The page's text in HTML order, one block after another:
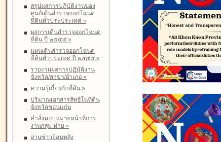
สรุปผลการปฏิบัติงานของ
ศูนย์เดินสำรวจออกโฉนด
ที่ดินทั่วประประเทศ »
ผลการเดินสำรวจออกโฉนด
ที่ดิน ปี ๒๕๕๕ »
แผนเดินสำรวจออกโฉนด
ที่ดินทั่วประเทศ ปี ๒๕๕๕ »
รายงานผลการปฏิบัติงาน
จังหวัด/สาขา/อำเภอ »
ความรู้เกี่ยวกับที่ดิน »
ปริมาณเอกสารสิทธิในที่ดิน
จังหวัดขอนแก่น
คำสั่งมอบหมายหน้าที่การ
งานกลุ่ม-ฝ่าย »
อ่านข่าวย้อนหลัง